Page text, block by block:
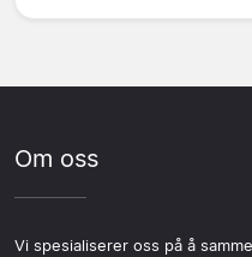
Om oss
Vi spesialiserer oss på å